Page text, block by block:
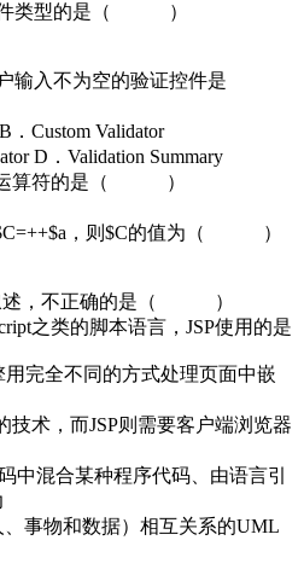
件类型的是（ ）
输入不为空的验证控件是
．Custom Validator
D．Validation Summary
运算符的是（ ）
$C=++$a，则$C的值为（ ）
叙述，不正确的是（ ）
之类的脚本语言，JSP使用的是
用完全不同的方式处理页面中嵌
技术，而JSP则需要客户端浏览器
中混合某种程序代码、由语言引
事物和数据）相互关系的UML